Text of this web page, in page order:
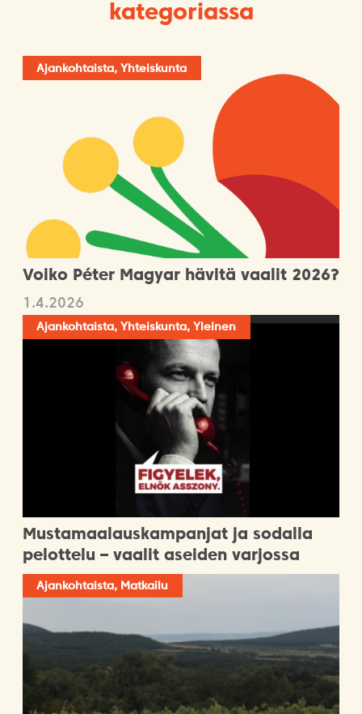
kategoriassa
Ajankohtaista, Yhteiskunta
Voiko Péter Magyar hävitä vaalit 2026?
1.4.2026
Ajankohtaista, Yhteiskunta, Yleinen
Mustamaalauskampanjat ja sodalla
pelottelu – vaalit aseiden varjossa
Ajankohtaista, Matkailu